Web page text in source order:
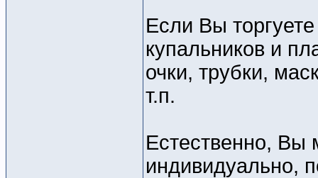
Если Вы
купальников и
очки, трубки,
т.п.
Естественно, Вы
индивидуально,